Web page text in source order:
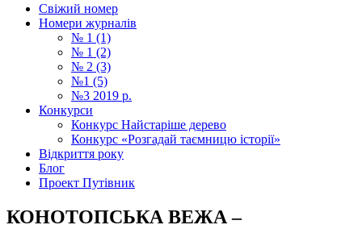
Свіжий номер
Номери журналів
№ 1 (1)
№ 1 (2)
№ 2 (3)
№1 (5)
№3 2019 р.
Конкурси
Конкурс Найстаріше дерево
Конкурс «Розгадай таємницю історії»
Відкриття року
Блог
Проект Путівник
КОНОТОПСЬКА ВЕЖА –